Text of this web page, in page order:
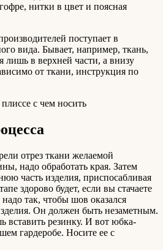
нитки в цвет и поясная
поступает в
вида. Бывает, например, ткань,
лишь в верхней части, а внизу
от ткани, инструкция по
отрез ткани желаемой
надо обработать края. Затем
часть изделия, приспосабливая
здорово будет, если вы стачаете
так, чтобы шов оказался
Он должен быть незаметным.
вставить резинку. И вот юбка-
гардеробе. Носите ее с